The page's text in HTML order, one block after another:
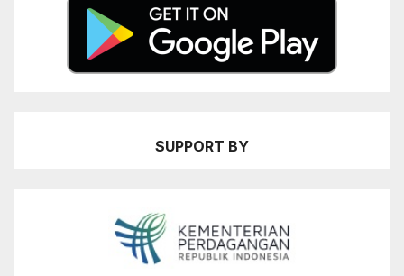
SUPPORT BY